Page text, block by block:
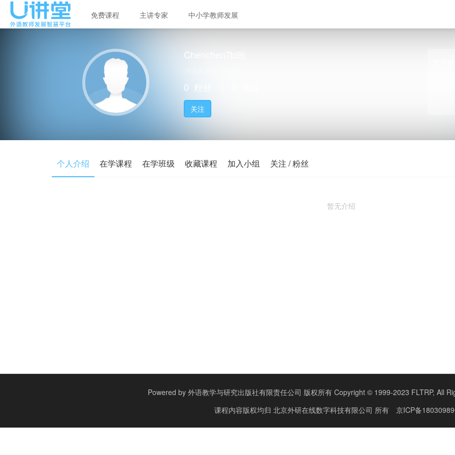
免费课程 主讲专家 中小学教师发展
Chenchen7bi9j
0 粉丝
关注
个人介绍 在学课程 在学班级 收藏课程 加入小组 关注 / 粉丝
暂无介绍
Powered by 外语教学与研究出版社有限责任公司 版权所有 Copyright © 1999-2023 FLTRP, All
课程内容版权均归 北京外研在线数字科技有限公司 所有 京ICP备